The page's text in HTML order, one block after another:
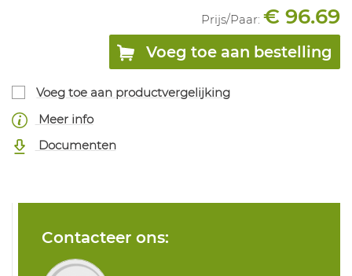
Prijs/Paar: € 96.69
Voeg toe aan bestelling
Voeg toe aan productvergelijking
Meer info
Documenten
Contacteer ons: